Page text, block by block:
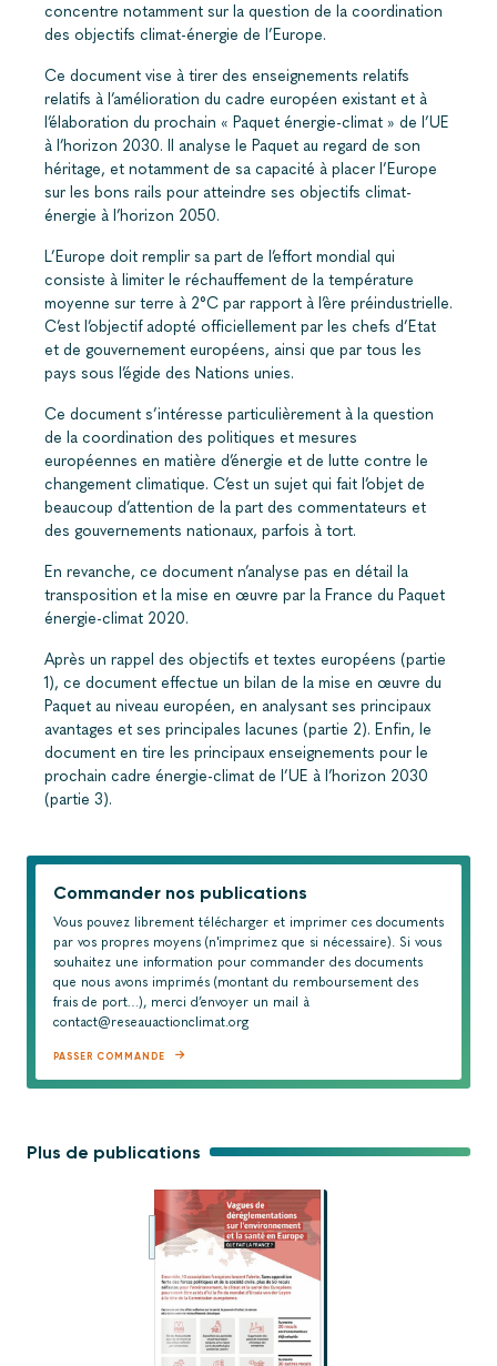
concentre notamment sur la question de la coordination
des objectifs climat-énergie de l’Europe.
Ce document vise à tirer des enseignements relatifs
relatifs à l’amélioration du cadre européen existant et à
l’élaboration du prochain « Paquet énergie-climat » de l’UE
à l’horizon 2030. Il analyse le Paquet au regard de son
héritage, et notamment de sa capacité à placer l’Europe
sur les bons rails pour atteindre ses objectifs climat-
énergie à l’horizon 2050.
L’Europe doit remplir sa part de l’effort mondial qui
consiste à limiter le réchauffement de la température
moyenne sur terre à 2°C par rapport à l’ère préindustrielle.
C’est l’objectif adopté officiellement par les chefs d’Etat
et de gouvernement européens, ainsi que par tous les
pays sous l’égide des Nations unies.
Ce document s’intéresse particulièrement à la question
de la coordination des politiques et mesures
européennes en matière d’énergie et de lutte contre le
changement climatique. C’est un sujet qui fait l’objet de
beaucoup d’attention de la part des commentateurs et
des gouvernements nationaux, parfois à tort.
En revanche, ce document n’analyse pas en détail la
transposition et la mise en œuvre par la France du Paquet
énergie-climat 2020.
Après un rappel des objectifs et textes européens (partie
1), ce document effectue un bilan de la mise en œuvre du
Paquet au niveau européen, en analysant ses principaux
avantages et ses principales lacunes (partie 2). Enfin, le
document en tire les principaux enseignements pour le
prochain cadre énergie-climat de l’UE à l’horizon 2030
(partie 3).
Commander nos publications
Vous pouvez librement télécharger et imprimer ces documents
par vos propres moyens (n'imprimez que si nécessaire). Si vous
souhaitez une information pour commander des documents
que nous avons imprimés (montant du remboursement des
frais de port…), merci d’envoyer un mail à
contact@reseauactionclimat.org
PASSER COMMANDE
Plus de publications